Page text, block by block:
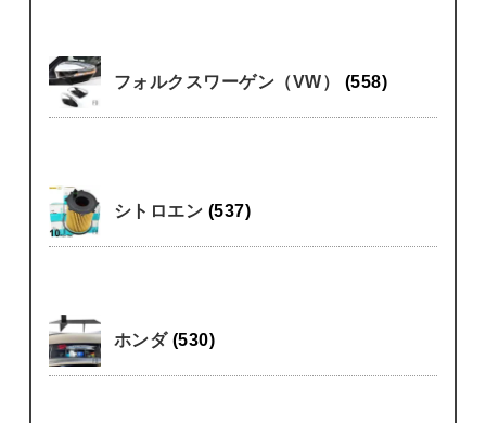
フォルクスワーゲン（VW） (558)
シトロエン (537)
ホンダ (530)